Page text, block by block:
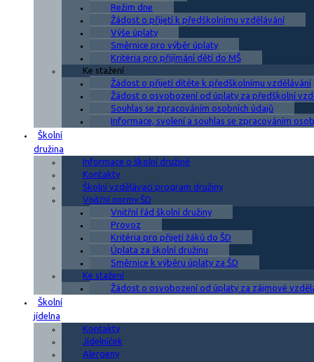
Režim dne
Žádost o přijetí k předškolnímu vzdělávání
Výše úplaty
Směrnice pro výběr úplaty
Kritéria pro přijímání dětí do MŠ
Ke stažení
Žádost o přijetí dítěte k předškolnímu vzdělávání
Žádost o osvobození od úplaty za předškolní
Souhlas se zpracováním osobních údajů
Informace, svolení a souhlas se zpracováním
Školní
družina
Informace o školní družině
Kontakty
Školní vzdělávací program družiny
Vnitřní normy ŠD
Vnitřní řád školní družiny
Provoz
Kritéria pro přijetí žáků do ŠD
Úplata za školní družinu
Směrnice k výběru úplaty za ŠD
Ke stažení
Žádost o osvobození od úplaty za zájmové
Školní
jídelna
Kontakty
Jídelníček
Alergeny